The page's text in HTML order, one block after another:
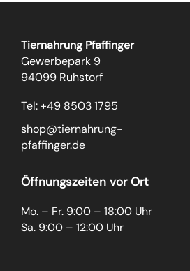
Tiernahrung Pfaffinger
Gewerbepark 9
94099 Ruhstorf
Tel: +49 8503 1795
shop@tiernahrung-
pfaffinger.de
Öffnungszeiten vor Ort
Mo. – Fr. 9:00 – 18:00 Uhr
Sa. 9:00 – 12:00 Uhr